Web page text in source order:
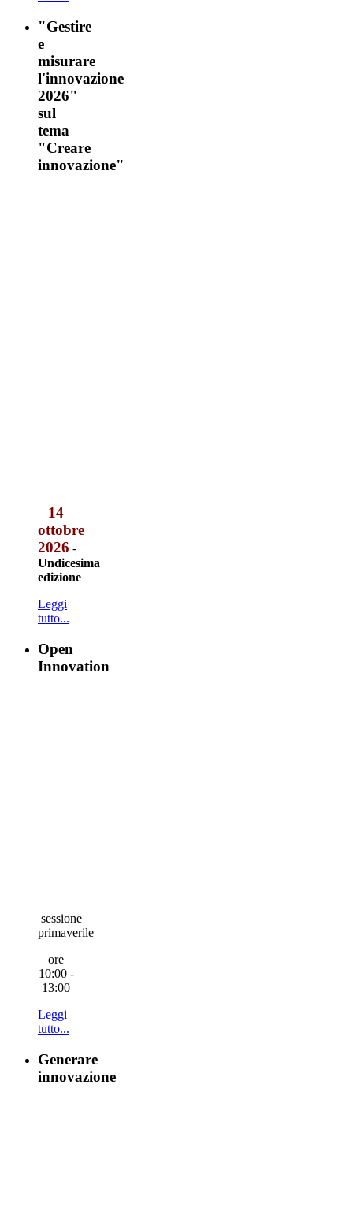
"Gestire
e
misurare
l'innovazione
2026"
sul
tema
"Creare
innovazione"
14
ottobre
2026 -
Undicesima
edizione
Leggi
tutto...
Open
Innovation
sessione
primaverile
ore
10:00 -
13:00
Leggi
tutto...
Generare
innovazione